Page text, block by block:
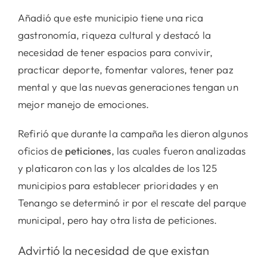
Añadió que este municipio tiene una rica
gastronomía, riqueza cultural y destacó la
necesidad de tener espacios para convivir,
practicar deporte, fomentar valores, tener paz
mental y que las nuevas generaciones tengan un
mejor manejo de emociones.
Refirió que durante la campaña les dieron algunos
oficios de peticiones, las cuales fueron analizadas
y platicaron con las y los alcaldes de los 125
municipios para establecer prioridades y en
Tenango se determinó ir por el rescate del parque
municipal, pero hay otra lista de peticiones.
Advirtió la necesidad de que existan